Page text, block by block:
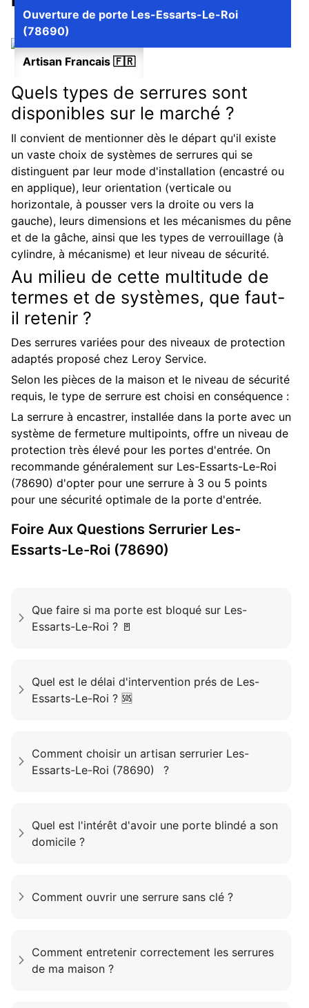
Artisan Francais 🇫🇷
Ouverture de porte Les-Essarts-Le-Roi
(78690)
Quels types de serrures sont
disponibles sur le marché ?
Il convient de mentionner dès le départ qu'il existe
un vaste choix de systèmes de serrures qui se
distinguent par leur mode d'installation (encastré ou
en applique), leur orientation (verticale ou
horizontale, à pousser vers la droite ou vers la
gauche), leurs dimensions et les mécanismes du pêne
et de la gâche, ainsi que les types de verrouillage (à
cylindre, à mécanisme) et leur niveau de sécurité.
Au milieu de cette multitude de
termes et de systèmes, que faut-
il retenir ?
Des serrures variées pour des niveaux de protection
adaptés proposé chez Leroy Service.
Selon les pièces de la maison et le niveau de sécurité
requis, le type de serrure est choisi en conséquence :
La serrure à encastrer, installée dans la porte avec un
système de fermeture multipoints, offre un niveau de
protection très élevé pour les portes d'entrée. On
recommande généralement sur Les-Essarts-Le-Roi
(78690) d'opter pour une serrure à 3 ou 5 points
pour une sécurité optimale de la porte d'entrée.
Foire Aux Questions Serrurier Les-
Essarts-Le-Roi (78690)
Que faire si ma porte est bloqué sur Les-
Essarts-Le-Roi ? 🚪
Quel est le délai d'intervention prés de Les-
Essarts-Le-Roi ? 🆘
Comment choisir un artisan serrurier Les-
Essarts-Le-Roi (78690) ?
Quel est l'intérêt d'avoir une porte blindé a son
domicile ?
Comment ouvrir une serrure sans clé ?
Comment entretenir correctement les serrures
de ma maison ?